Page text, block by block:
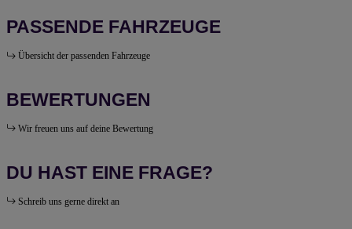
PASSENDE FAHRZEUGE
Übersicht der passenden Fahrzeuge
BEWERTUNGEN
Wir freuen uns auf deine Bewertung
DU HAST EINE FRAGE?
Schreib uns gerne direkt an